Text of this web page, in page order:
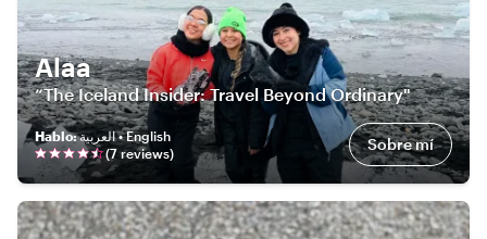
Alaa
“The Iceland Insider: Travel Beyond Ordinary"
Hablo:
العربية • English
(7reviews) Sobre mí